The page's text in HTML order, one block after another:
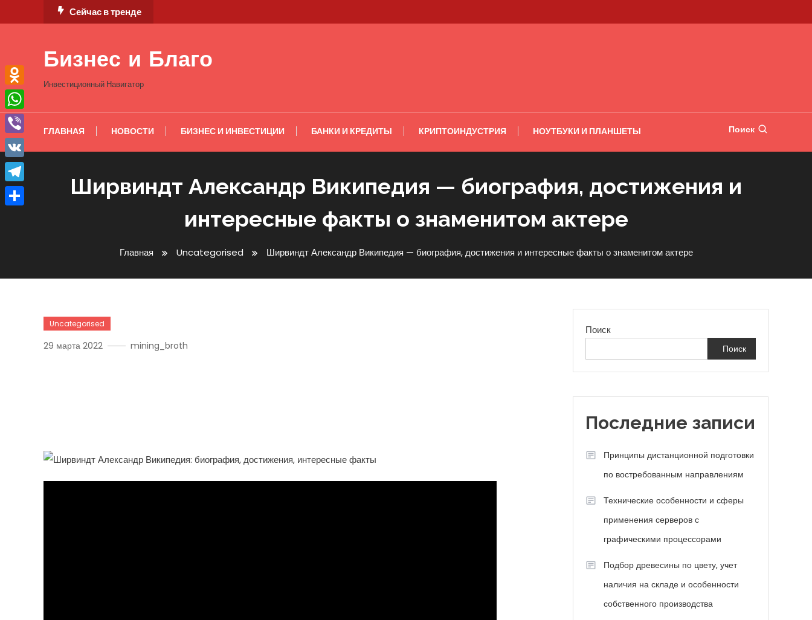
к
Сейчас в тренде
Бизнес и Благо
Инвестиционный Навигатор
ГЛАВНАЯ НОВОСТИ БИЗНЕС И ИНВЕСТИЦИИ БАНКИ И КРЕДИТЫ КРИПТОИНДУСТРИЯ НОУТБУКИ И ПЛАНШЕТЫ Поиск
Ширвиндт Александр Википедия — биография, достижения и
интересные факты о знаменитом актере
Главная Uncategorised Ширвиндт Александр Википедия — биография, достижения и интересные факты о знаменитом актере
Uncategorised
29 марта 2022 mining_broth
Поиск
Поиск
Последние записи
Принципы дистанционной подготовки
по востребованным направлениям
Технические особенности и сферы
применения серверов с
графическими процессорами
Подбор древесины по цвету, учет
наличия на складе и особенности
собственного производства
Odnoklassniki
WhatsApp
Viber
VK
Telegram